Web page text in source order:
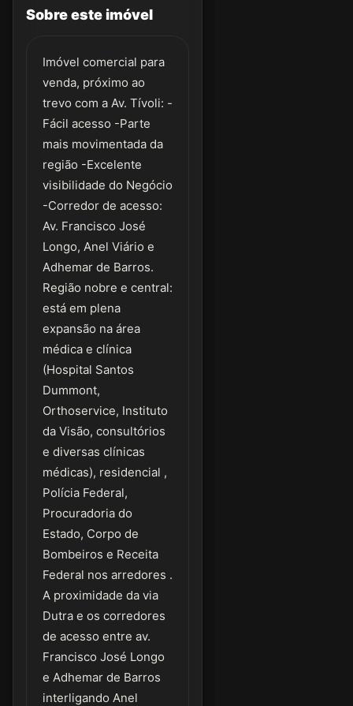
Sobre este imóvel
Imóvel comercial para
venda, próximo ao
trevo com a Av. Tívoli: -
Fácil acesso -Parte
mais movimentada da
região -Excelente
visibilidade do Negócio
-Corredor de acesso:
Av. Francisco José
Longo, Anel Viário e
Adhemar de Barros.
Região nobre e central:
está em plena
expansão na área
médica e clínica
(Hospital Santos
Dummont,
Orthoservice, Instituto
da Visão, consultórios
e diversas clínicas
médicas), residencial ,
Polícia Federal,
Procuradoria do
Estado, Corpo de
Bombeiros e Receita
Federal nos arredores .
A proximidade da via
Dutra e os corredores
de acesso entre av.
Francisco José Longo
e Adhemar de Barros
interligando Anel